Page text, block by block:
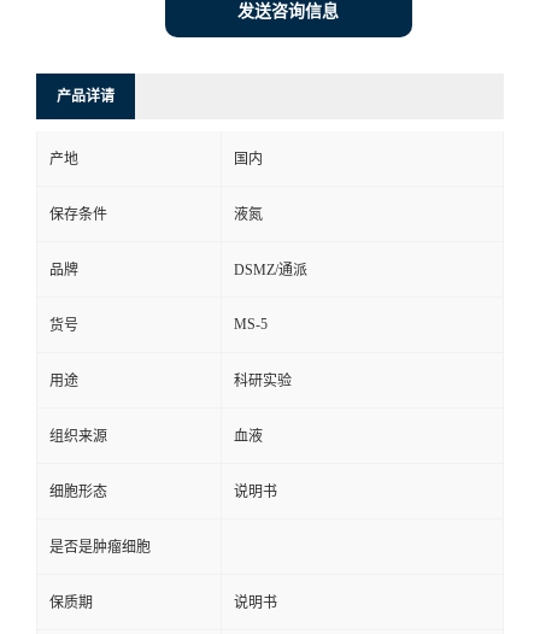
发送咨询信息
产品详请
产地 国内
保存条件 液氮
品牌 DSMZ/通派
货号 MS-5
用途 科研实验
组织来源 血液
细胞形态 说明书
是否是肿瘤细胞
保质期 说明书